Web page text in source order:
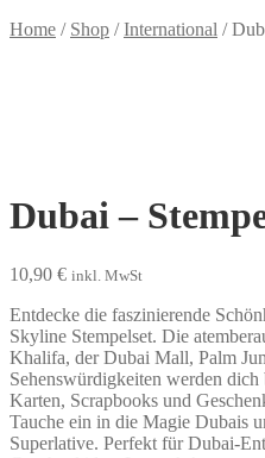
Home / Shop /International /
Dubai –
10,90 € inkl. MwSt
Entdecke die faszinierende
Skyline Stempelset. Die
Khalifa, der Dubai Mall, Palm
Sehenswürdigkeiten werden
Karten, Scrapbooks und
Tauche ein in die Magie Dubais
Superlative. Perfekt für Dubai-